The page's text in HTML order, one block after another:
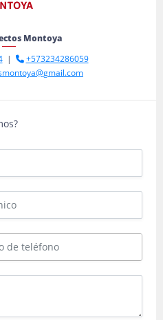
Montoya
|
+573234286059